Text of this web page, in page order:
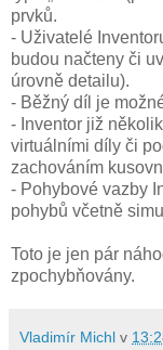
prvků.
- Uživatelé
budou načteny či
úrovně detailu).
- Běžný díl je
- Inventor již
virtuálními díly či
zachováním
- Pohybové vazby
pohybů včetně
Toto je jen pár
zpochybňovány.
Vladimír Michl v